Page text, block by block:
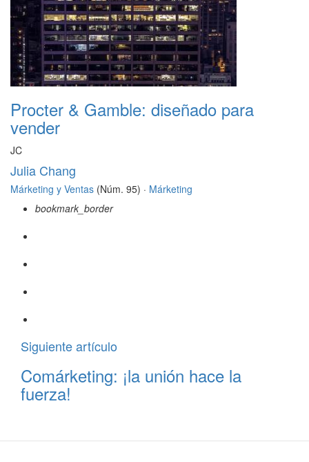
Procter & Gamble: diseñado para
vender
JC
Julia Chang
Márketing y Ventas (Núm. 95) · Márketing
bookmark_border
Siguiente artículo
Comárketing: ¡la unión hace la
fuerza!